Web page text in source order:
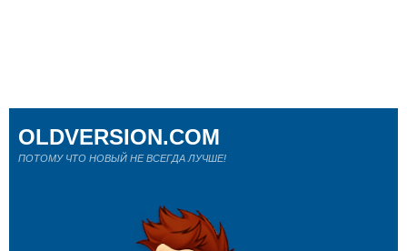
OLDVERSION.COM
ПОТОМУ ЧТО НОВЫЙ НЕ ВСЕГДА ЛУЧШЕ!